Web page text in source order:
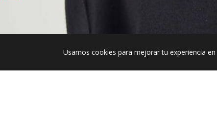
Usamos cookies para mejorar tu experiencia